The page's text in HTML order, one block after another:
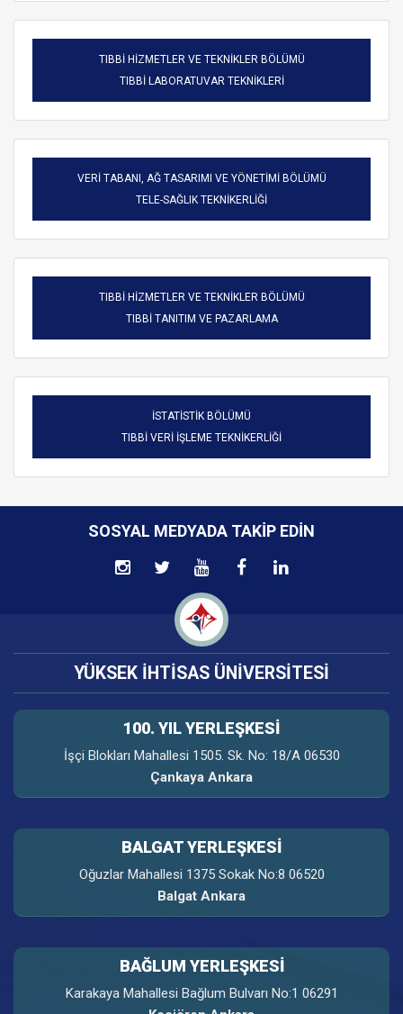
TIBBİ HİZMETLER VE TEKNİKLER BÖLÜMÜ
TIBBİ LABORATUVAR TEKNİKLERİ
VERİ TABANI, AĞ TASARIMI VE YÖNETİMİ BÖLÜMÜ
TELE-SAĞLIK TEKNİKERLİĞİ
TIBBİ HİZMETLER VE TEKNİKLER BÖLÜMÜ
TIBBİ TANITIM VE PAZARLAMA
İSTATİSTİK BÖLÜMÜ
TIBBİ VERİ İŞLEME TEKNİKERLİĞİ
SOSYAL MEDYADA TAKIP EDIN
YÜKSEK İHTİSAS ÜNİVERSİTESİ
100. YIL YERLEŞKESI
İşçi Blokları Mahallesi 1505. Sk. No: 18/A 06530
Çankaya Ankara
BALGAT YERLEŞKESİ
Oğuzlar Mahallesi 1375 Sokak No:8 06520
Balgat Ankara
BAĞLUM YERLEŞKESİ
Karakaya Mahallesi Bağlum Bulvarı No:1 06291